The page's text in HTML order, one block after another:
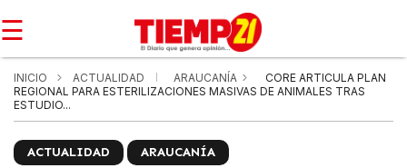
☰
INICIO ACTUALIDAD ARAUCANÍA
CORE ARTICULA PLAN
REGIONAL PARA ESTERILIZACIONES MASIVAS DE ANIMALES TRAS
ESTUDIO...
ACTUALIDAD ARAUCANÍA